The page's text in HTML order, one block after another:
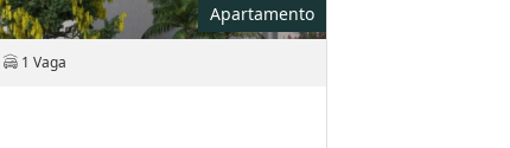
Apartamento
1 Vaga